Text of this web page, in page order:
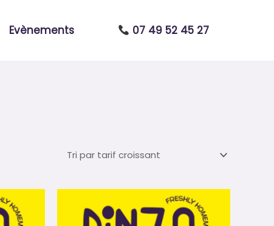
Evènements 07 49 52 45 27